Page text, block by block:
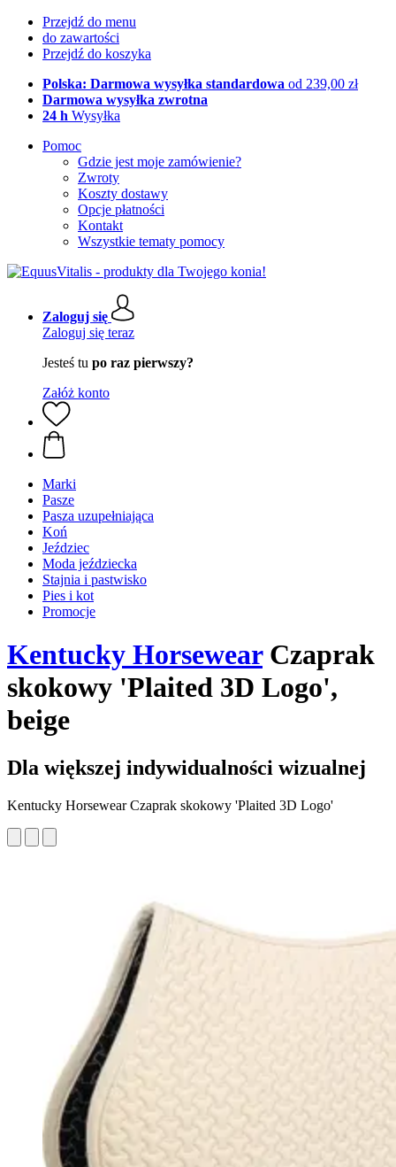
Przejdź do menu
do zawartości
Przejdź do koszyka
Polska: Darmowa wysyłka standardowa od 239,00 zł
Darmowa wysyłka zwrotna
24 h Wysyłka
Pomoc
Gdzie jest moje zamówienie?
Zwroty
Koszty dostawy
Opcje płatności
Kontakt
Wszystkie tematy pomocy
Zaloguj się
Zaloguj się teraz
Jesteś tu po raz pierwszy?
Załóż konto
Marki
Pasze
Pasza uzupełniająca
Koń
Jeździec
Moda jeździecka
Stajnia i pastwisko
Pies i kot
Promocje
Kentucky HorsewearCzaprak
skokowy 'Plaited 3D Logo',
beige
Dla większej indywidualności wizualnej
Kentucky Horsewear Czaprak skokowy 'Plaited 3D Logo'